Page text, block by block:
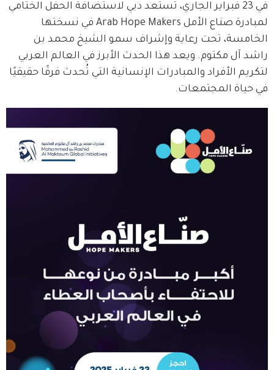
في 23 فبراير الجاري، تستعد دبي لاستضافة الحفل الختامي
لمبادرة صناع الأمل Arab Hope Makers في نسختها
الخامسة، تحت رعاية وإشراف سمو الشيخ محمد بن
راشد آل مكتوم. ويعد هذا الحدث الأبرز في العالم العربي
لتكريم الأفراد والمبادرات الإنسانية التي تُحدث فرقًا حقيقيًا
في حياة المجتمعات.